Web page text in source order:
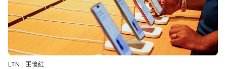
LTN｜王憶紅